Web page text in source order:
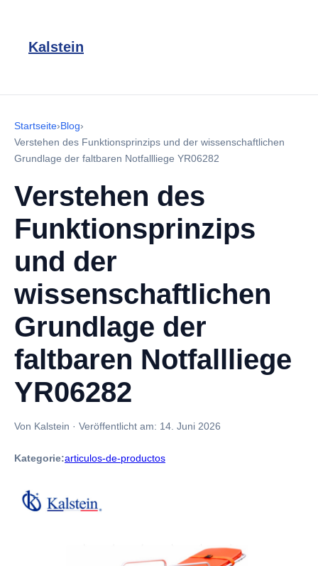
Kalstein
Startseite›Blog›
Verstehen des Funktionsprinzips und der wissenschaftlichen
Grundlage der faltbaren Notfallliege YR06282
Verstehen des
Funktionsprinzips
und der
wissenschaftlichen
Grundlage der
faltbaren Notfallliege
YR06282
Von Kalstein · Veröffentlicht am: 14. Juni 2026
Kategorie:articulos-de-productos